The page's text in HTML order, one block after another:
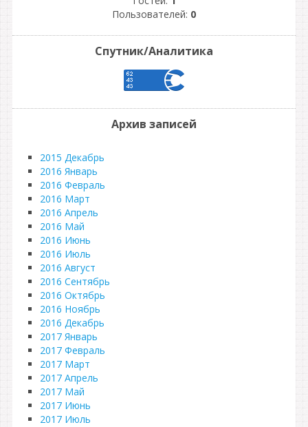
Пользователей: 0
Спутник/Аналитика
Архив записей
2015 Декабрь
2016 Январь
2016 Февраль
2016 Март
2016 Апрель
2016 Май
2016 Июнь
2016 Июль
2016 Август
2016 Сентябрь
2016 Октябрь
2016 Ноябрь
2016 Декабрь
2017 Январь
2017 Февраль
2017 Март
2017 Апрель
2017 Май
2017 Июнь
2017 Июль